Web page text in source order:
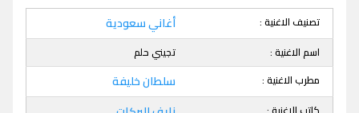
تصنيف الاغنية : أغاني سعودية
اسم الاغنية :
تجيني حلم
مطرب الاغنية :
سلطان خليفة